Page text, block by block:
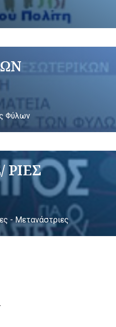
Φύλων
- Μετανάστριες